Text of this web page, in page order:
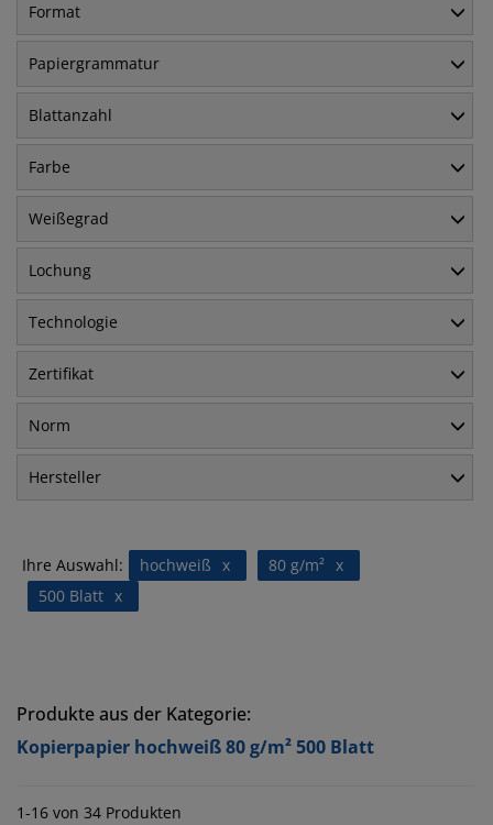
Format
Papiergrammatur
Blattanzahl
Farbe
Weißegrad
Lochung
Technologie
Zertifikat
Norm
Hersteller
Ihre Auswahl: x
hochweiß x
80 g/m²
x
500 Blatt
Produkte aus der Kategorie:
Kopierpapier hochweiß 80 g/m² 500 Blatt
1-16 von 34 Produkten